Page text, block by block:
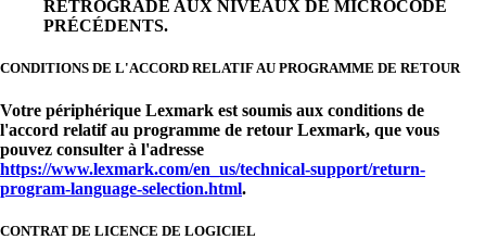
RÉTROGRADÉ AUX NIVEAUX DE MICROCODE
PRÉCÉDENTS.
CONDITIONS DE L'ACCORD RELATIF AU PROGRAMME DE RETOUR
Votre périphérique Lexmark est soumis aux conditions de
l'accord relatif au programme de retour Lexmark, que vous
pouvez consulter à l'adresse
https://www.lexmark.com/en_us/technical-support/return-
program-language-selection.html.
CONTRAT DE LICENCE DE LOGICIEL